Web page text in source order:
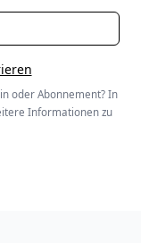
oder Abonnement? In
Informationen zu